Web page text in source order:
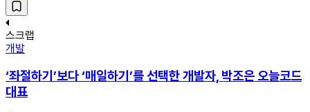
스크랩
개발
‘좌절하기’보다 ‘매일하기’를 선택한 개발자, 박조은 오늘코드
대표